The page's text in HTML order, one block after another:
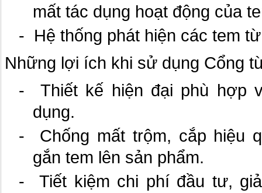
mất tác dụng hoạt động của
- Hệ thống phát hiện các tem
Những lợi ích khi sử dụng Cổng
- Thiết kế hiện đại phù hợp
dụng.
- Chống mất trộm, cắp hiệu
gắn tem lên sản phẩm.
- Tiết kiệm chi phí đầu tư,